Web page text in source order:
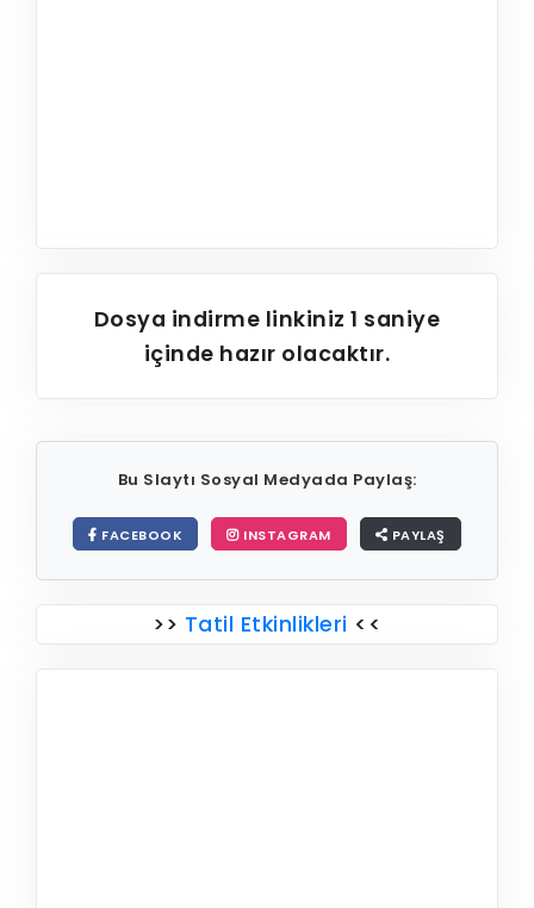
Dosya indirme linkiniz1 saniye
içinde hazır olacaktır.
Bu Slaytı Sosyal Medyada Paylaş:
FACEBOOK INSTAGRAM PAYLAŞ
>> Tatil Etkinlikleri <<